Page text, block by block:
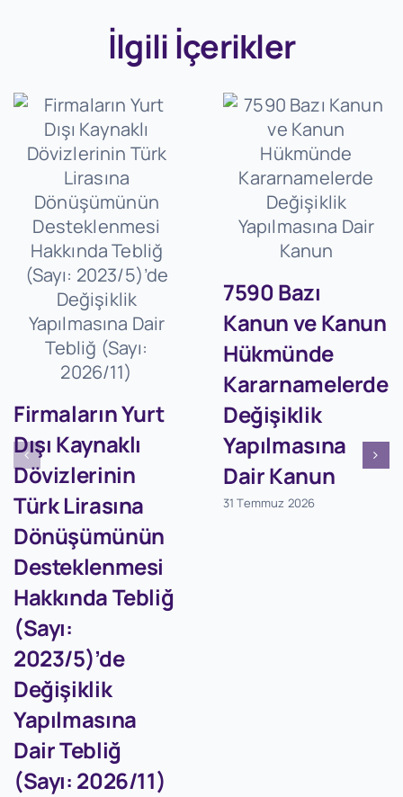
İlgili İçerikler
Firmaların Yurt
Dışı Kaynaklı
Dövizlerinin
Türk Lirasına
Dönüşümünün
Desteklenmesi
Hakkında Tebliğ
(Sayı:
2023/5)’de
Değişiklik
Yapılmasına
Dair Tebliğ
(Sayı: 2026/11)
7590 Bazı
Kanun ve Kanun
Hükmünde
Kararnamelerde
Değişiklik
Yapılmasına
Dair Kanun
31 Temmuz 2026